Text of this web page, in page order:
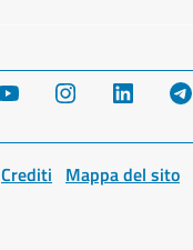
YouTube Instagram LinkedIn
Crediti Mappa del sito